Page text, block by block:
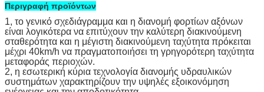
Περιγραφή προϊόντων
1, το γενικό σχεδιάγραμμα και η διανομή φορτίων αξόνων
είναι λογικότερα να επιτύχουν την καλύτερη διακινούμενη
σταθερότητα και η μέγιστη διακινούμενη ταχύτητα πρόκειται
μέχρι 40km/h να πραγματοποιήσει τη γρηγορότερη ταχύτητα
μεταφοράς περιοχών.
2, η εσωτερική κύρια τεχνολογία διανομής υδραυλικών
συστημάτων χαρακτηρίζουν την υψηλές εξοικονόμηση